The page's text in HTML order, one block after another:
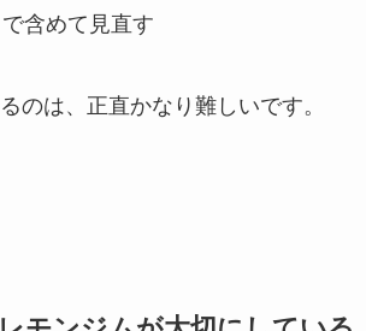
含めて見直す
のは、正直かなり難しいです。